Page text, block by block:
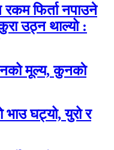
फिर्ता नपाउने
उठ्न थाल्यो :
मूल्य, कुनकाे
घट्यो, युरो र